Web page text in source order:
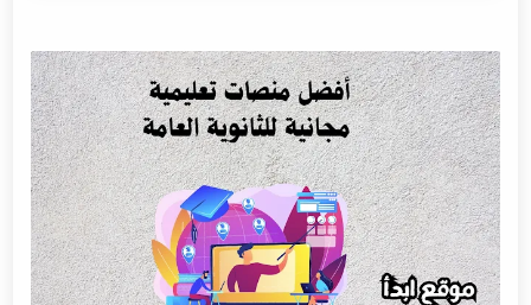
مميزات بنك المعرفة المصري (EKB)
عيوب بنك المعرفة المصري (EKB)
منصة مصر التعليمية
محتوى منصة مصر التعليمية
فوائد منصة مصر التعليمية
عيوب منصة مصر التعليمية